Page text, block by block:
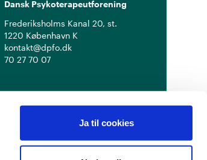
Ja til cookies
Dansk Psykoterapeutforening
Frederiksholms Kanal 20, st.
1220 København K
kontakt@dpfo.dk
70 27 70 07